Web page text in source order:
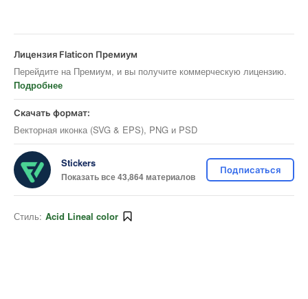
Лицензия Flaticon Премиум
Перейдите на Премиум, и вы получите коммерческую лицензию.
Подробнее
Скачать формат:
Векторная иконка (SVG & EPS), PNG и PSD
Stickers
Показать все 43,864 материалов
Подписаться
Стиль: Acid Lineal color